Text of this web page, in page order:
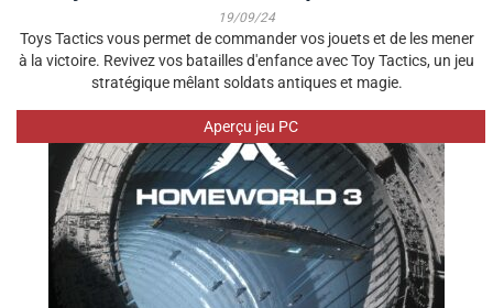
19/09/24
Toys Tactics vous permet de commander vos jouets et de les mener
à la victoire. Revivez vos batailles d'enfance avec Toy Tactics, un jeu
stratégique mêlant soldats antiques et magie.
Aperçu jeu PC